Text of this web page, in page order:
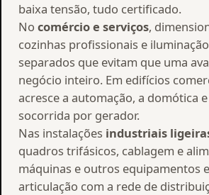
baixa tensão, tudo certificado.
No comércio e serviços,
cozinhas profissionais e
separados que evitam que uma
negócio inteiro. Em edifícios
acresce a automação, a domótica
socorrida por gerador.
Nas instalações industriais
quadros trifásicos, cablagem e
máquinas e outros equipamentos
articulação com a rede de